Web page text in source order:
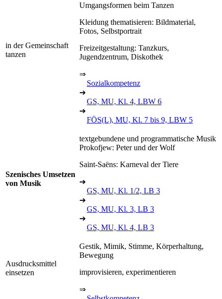
in der Gemeinschaft
tanzen
Umgangsformen beim Tanzen
Kleidung thematisieren: Bildmaterial,
Fotos, Selbstportrait
Freizeitgestaltung: Tanzkurs,
Jugendzentrum, Diskothek
⇒
Sozialkompetenz
➔
GS, MU, Kl. 4, LBW 6
➔
FÖS(L), MU, Kl. 7 bis 9, LBW 5
Szenisches Umsetzen
von Musik
textgebundene und programmatische Musik
Prokofjew: Peter und der Wolf
Saint-Saëns: Karneval der Tiere
➔
GS, MU, Kl. 1/2, LB 3
➔
GS, MU, Kl. 3, LB 3
➔
GS, MU, Kl. 4, LB 3
Ausdrucksmittel
einsetzen
Gestik, Mimik, Stimme, Körperhaltung,
Bewegung
improvisieren, experimentieren
⇒